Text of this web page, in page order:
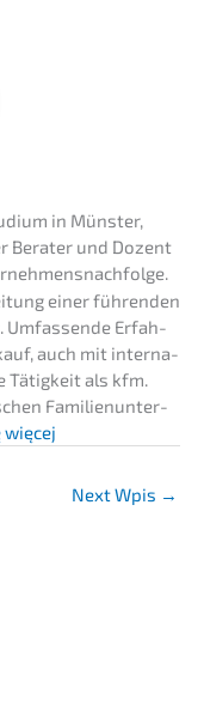
in Münster,
Berater und Dozent
einer führen­den
Umfas­sen­de Erfah­
auch mit inter­na­
Tätig­keit als kfm.
Famili­en­un­ter­
więcej
Next Wpis →